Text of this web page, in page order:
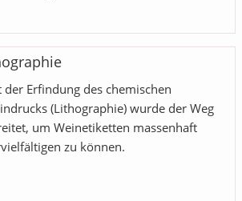
der Erfindung des chemischen
(Lithographie) wurde der Weg
um Weinetiketten massenhaft
zu können.